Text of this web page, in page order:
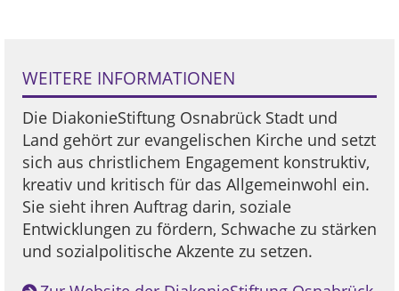
WEITERE INFORMATIONEN
Die DiakonieStiftung Osnabrück Stadt und
Land gehört zur evangelischen Kirche und setzt
sich aus christlichem Engagement konstruktiv,
kreativ und kritisch für das Allgemeinwohl ein.
Sie sieht ihren Auftrag darin, soziale
Entwicklungen zu fördern, Schwache zu stärken
und sozialpolitische Akzente zu setzen.